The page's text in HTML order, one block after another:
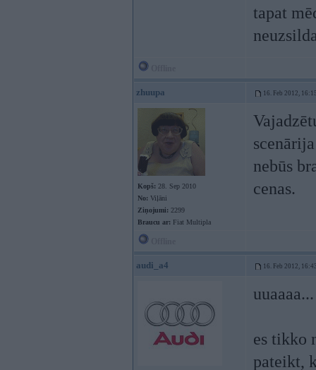
tapat
zhuupa 16. Feb 2012,
Kopš: 28. Sep 2010
No: Viļāni
Ziņojumi: 2299
Braucu ar: Fiat Multipla
nebūs
cenas.
audi_a4 16. Feb 2012,
uuaaaa...
es tikko
pateikt,